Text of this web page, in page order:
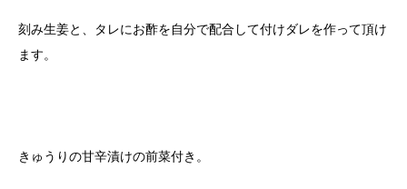
刻み生姜と、タレにお酢を自分で配合して付けダレを作って頂け
ます。
きゅうりの甘辛漬けの前菜付き。